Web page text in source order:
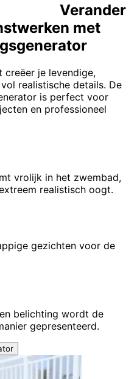
Verander
met
creëer je levendige,
realistische details. De
is perfect voor
en professioneel
vrolijk in het zwembad,
realistisch oogt.
gezichten voor de
belichting wordt de
gepresenteerd.